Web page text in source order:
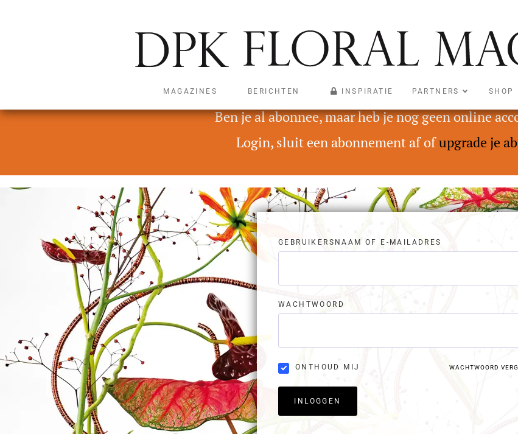
MAGAZINES BERICHTEN INSPIRATIE PARTNERS SHOP
Deze content is alleen toegankelijk voor abonnees met een Digital
Ben je al abonnee, maar heb je nog geen online
Login, sluit een abonnement af ofupgrade je
GEBRUIKERSNAAM OF E-MAILADRES
WACHTWOORD
ONTHOUD MIJ WACHTWOORD
INLOGGEN